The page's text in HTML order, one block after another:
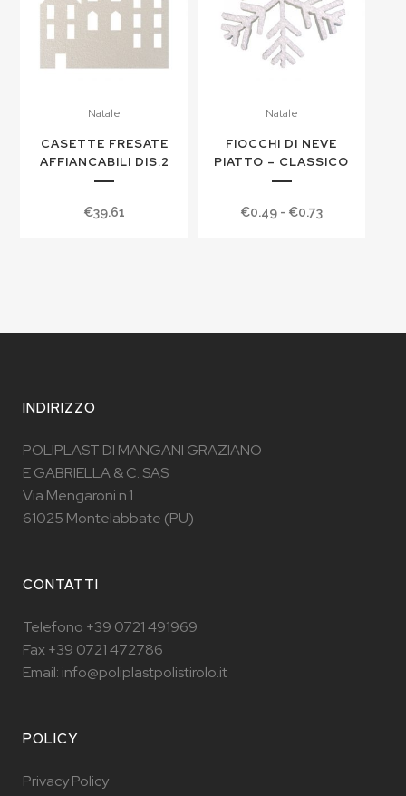
Natale
CASETTE FRESATE
AFFIANCABILI DIS.2
€39.61
Natale
FIOCCHI DI NEVE
PIATTO – CLASSICO
€0.49 - €0.73Fascia
INDIRIZZO
POLIPLAST DI MANGANI GRAZIANO
E GABRIELLA & C. SAS
Via Mengaroni n.1
61025 Montelabbate (PU)
CONTATTI
Telefono +39 0721 491969
Fax +39 0721 472786
Email: info@poliplastpolistirolo.it
POLICY
Privacy Policy